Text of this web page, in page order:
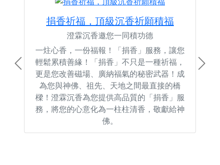
捐香祈福，頂級沉香祈願積福
澄霖沉香邀您一同積功德
一炷心香，一份福報！「捐香」服務，讓您
輕鬆累積善緣！「捐香」不只是一種祈福，
更是您改善磁場、廣納福氣的秘密武器！成
為您與神佛、祖先、天地之間最直接的橋
樑！澄霖沉香為您提供高品質的「捐香」服
務，將您的心意化為一柱柱清香，敬獻給神
佛。
Previous Next